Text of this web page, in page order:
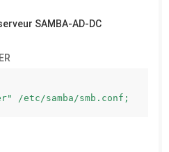
SAMBA-AD-DC
/etc/samba/smb.conf;